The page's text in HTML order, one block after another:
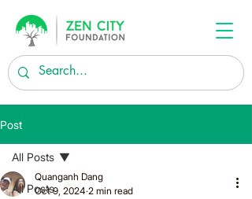
Post
All Posts
All Posts
Quanganh Dang
Oct 9, 2024 2 min read